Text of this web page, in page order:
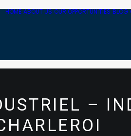
HOME ABOUT US OUR OPPORTUNITIES BLOG
–